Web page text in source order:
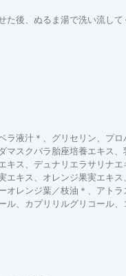
後、ぬるま湯で洗い流し
ラ液汁＊、グリセリン、プ
マスクバラ胎座培養エキス
キス、デュナリエラサリナ
エキス、オレンジ果実エキ
オレンジ葉／枝油＊、アト
ル、カプリリルグリコー